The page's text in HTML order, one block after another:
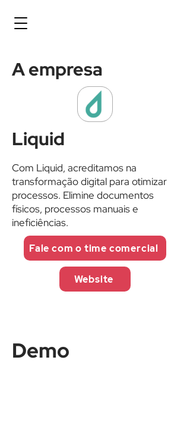
A empresa
Liquid
Com Liquid, acreditamos na
transformação digital para otimizar
processos. Elimine documentos
físicos, processos manuais e
ineficiências.
Fale com o time comercial
Website
Demo